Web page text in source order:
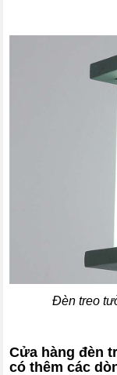
Đèn treo
Cửa hàng đèn
có thêm các